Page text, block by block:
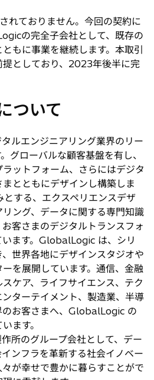
れておりません。今回の契約に
の完全子会社として、既存の
もに事業を継続します。本取引
提としており、2023年後半に完
ついて
ルエンジニアリング業界のリー
グローバルな顧客基盤を有し、
ットフォーム、さらにはデジタ
とともにデザインし構築しま
する、エクスペリエンスデザ
ング、データに関する専門知識
客さまのデジタルトランスフォ
います。GlobalLogic は、シリ
世界各地にデザインスタジオや
を展開しています。通信、金融
ケア、ライフサイエンス、テク
ターテイメント、製造業、半導
のお客さまへ、GlobalLogic の
ます。
所のグループ会社として、デー
ンフラを革新する社会イノベー
が幸せで豊かに暮らすことがで